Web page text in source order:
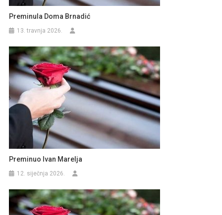
Preminula Doma Brnadić
13. travnja 2026.
Preminuo Ivan Marelja
12. siječnja 2026.